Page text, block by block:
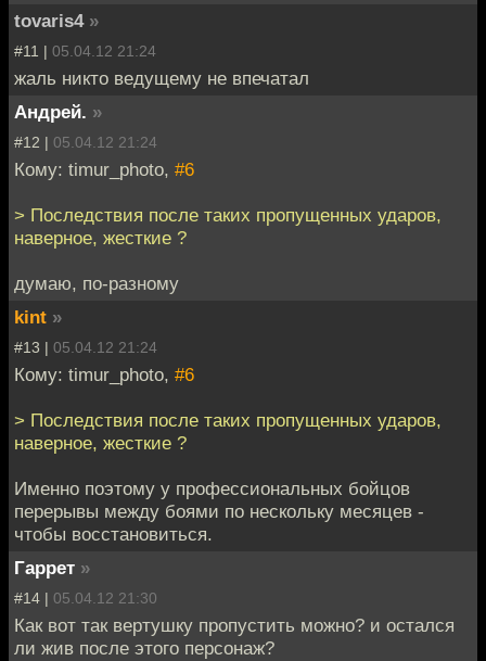
tovaris4 »
#11 | 05.04.12 21:24
жаль никто ведущему не впечатал
Андрей. »
#12 | 05.04.12 21:24
Кому: timur_photo, #6
> Последствия после таких пропущенных ударов,
наверное, жесткие ?
думаю, по-разному
kint »
#13 | 05.04.12 21:24
Кому: timur_photo, #6
> Последствия после таких пропущенных ударов,
наверное, жесткие ?
Именно поэтому у профессиональных бойцов
перерывы между боями по нескольку месяцев -
чтобы восстановиться.
Гаррет »
#14 | 05.04.12 21:30
Как вот так вертушку пропустить можно? и остался
ли жив после этого персонаж?